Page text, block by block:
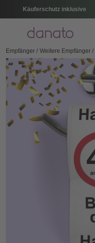
Käuferschutz inklusive
Menü
Empfänger Weitere Empfänger